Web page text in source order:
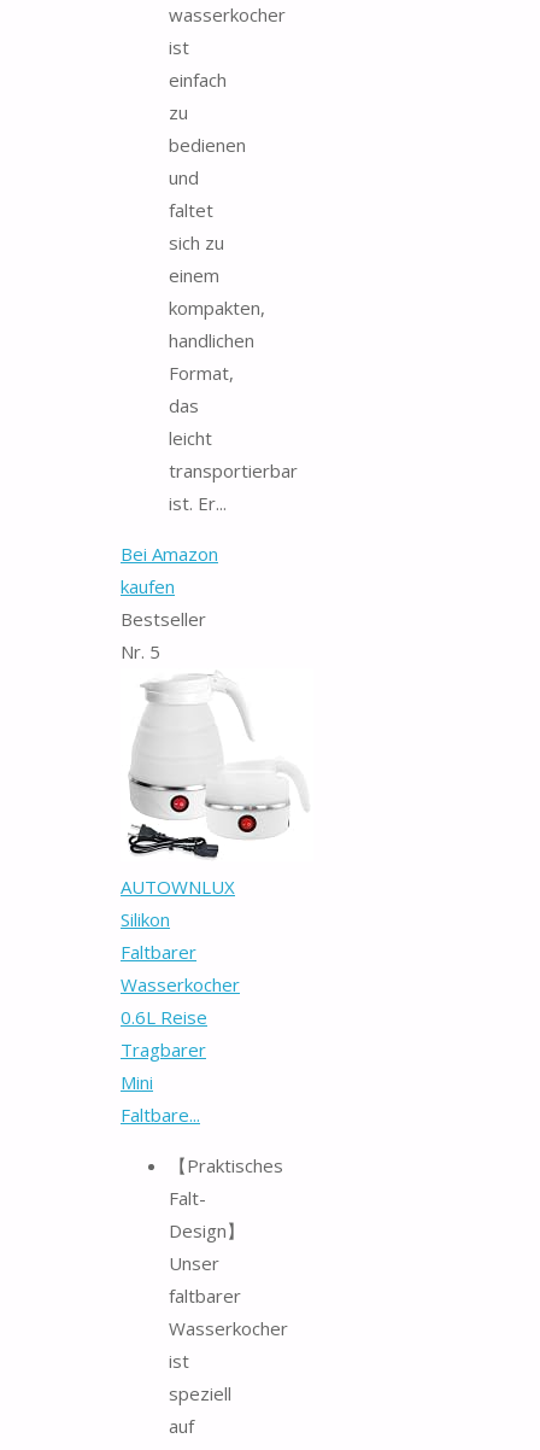
wasserkocher
ist
einfach
zu
bedienen
und
faltet
sich zu
einem
kompakten,
handlichen
Format,
das
leicht
transportierbar
ist. Er...
Bei Amazon
kaufen
Bestseller
Nr. 5
AUTOWNLUX
Silikon
Faltbarer
Wasserkocher
0.6L Reise
Tragbarer
Mini
Faltbare...
【Praktisches
Falt-
Design】
Unser
faltbarer
Wasserkocher
ist
speziell
auf